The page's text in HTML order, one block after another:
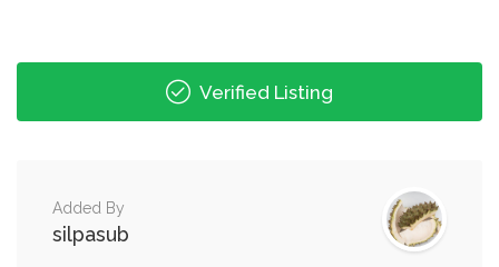
Verified Listing
Added By
silpasub